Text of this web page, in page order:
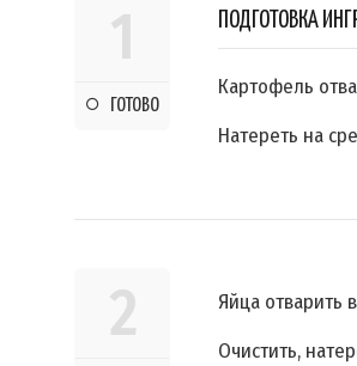
1
ГОТОВО
ПОДГОТОВКА
Картофель
Натереть на
2
Яйца отварить
Очистить,